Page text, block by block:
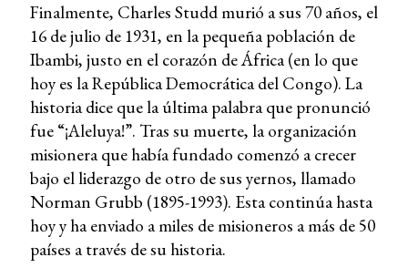
Finalmente, Charles Studd murió a sus 70 años, el
16 de julio de 1931, en la pequeña población de
Ibambi, justo en el corazón de África (en lo que
hoy es la República Democrática del Congo). La
historia dice que la última palabra que pronunció
fue “¡Aleluya!”. Tras su muerte, la organización
misionera que había fundado comenzó a crecer
bajo el liderazgo de otro de sus yernos, llamado
Norman Grubb (1895-1993). Esta continúa hasta
hoy y ha enviado a miles de misioneros a más de 50
países a través de su historia.